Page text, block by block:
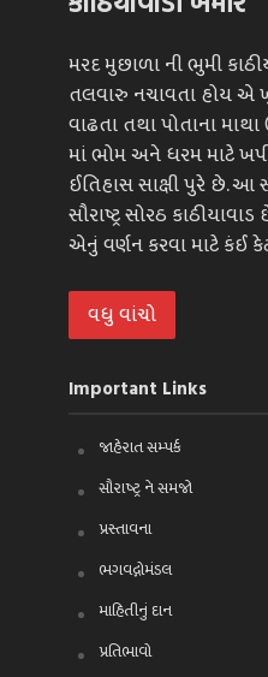
મરદ મુછાળા ની ભુમી
તલવારુ નચાવતા હોય એ
વાઢતા તથા પોતાના
માં ભોમ અને ધરમ માટે
ઈતિહાસ સાક્ષી પુરે છે.
સૌરાષ્ટ્ર સોરઠ
એનું વર્ણન કરવા માટે કંઈ
વધુ વાંચો
Important Links
જાહેરાત સમ્પર્ક
સૌરાષ્ટ્ર ને સમજો
પ્રસ્તાવના
ભગવદ્ગોમંડલ
માહિતીનું દાન
પ્રતિભાવો